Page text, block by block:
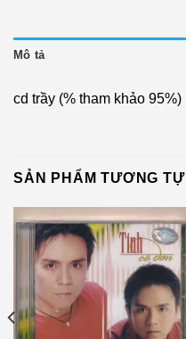
Mô tả
cd trầy (% tham khảo 95%)
SẢN PHẨM TƯƠNG TỰ